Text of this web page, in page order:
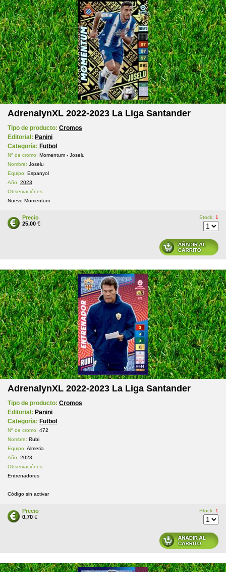
AdrenalynXL 2022-2023 La Liga Santander
Tipo de producto: Cromos
Editorial: Panini
Categoría: Futbol
Nº de cromo: Momentum - Joselu
Nombre: Joselu
Equipo: Espanyol
Año: 2023
Observaciónes:
Nuevo Momentum
Precio
25,00 €
Stock: 1
AdrenalynXL 2022-2023 La Liga Santander
Tipo de producto: Cromos
Editorial: Panini
Categoría: Futbol
Nº de cromo: 472
Nombre: Rubi
Equipo: Almeria
Año: 2023
Observaciónes:
Entrenadores
Código sin activar
Precio
0,70 €
Stock: 1